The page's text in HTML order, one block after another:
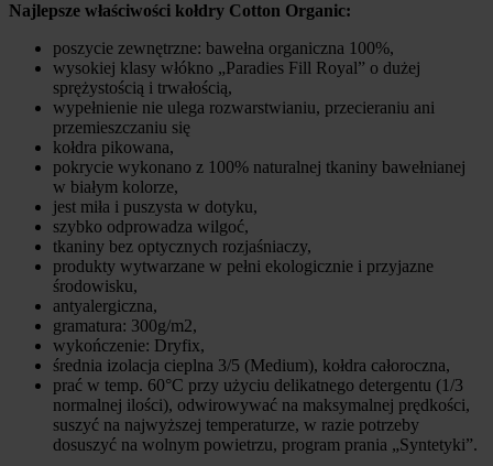
Najlepsze właściwości kołdry Cotton Organic:
poszycie zewnętrzne: bawełna organiczna 100%,
wysokiej klasy włókno „Paradies Fill Royal” o dużej
sprężystością i trwałością,
wypełnienie nie ulega rozwarstwianiu, przecieraniu ani
przemieszczaniu się
kołdra pikowana,
pokrycie wykonano z 100% naturalnej tkaniny bawełnianej
w białym kolorze,
jest miła i puszysta w dotyku,
szybko odprowadza wilgoć,
tkaniny bez optycznych rozjaśniaczy,
produkty wytwarzane w pełni ekologicznie i przyjazne
środowisku,
antyalergiczna,
gramatura: 300g/m2,
wykończenie: Dryfix,
średnia izolacja cieplna 3/5 (Medium), kołdra całoroczna,
prać w temp. 60°C przy użyciu delikatnego detergentu (1/3
normalnej ilości), odwirowywać na maksymalnej prędkości,
suszyć na najwyższej temperaturze, w razie potrzeby
dosuszyć na wolnym powietrzu, program prania „Syntetyki”.